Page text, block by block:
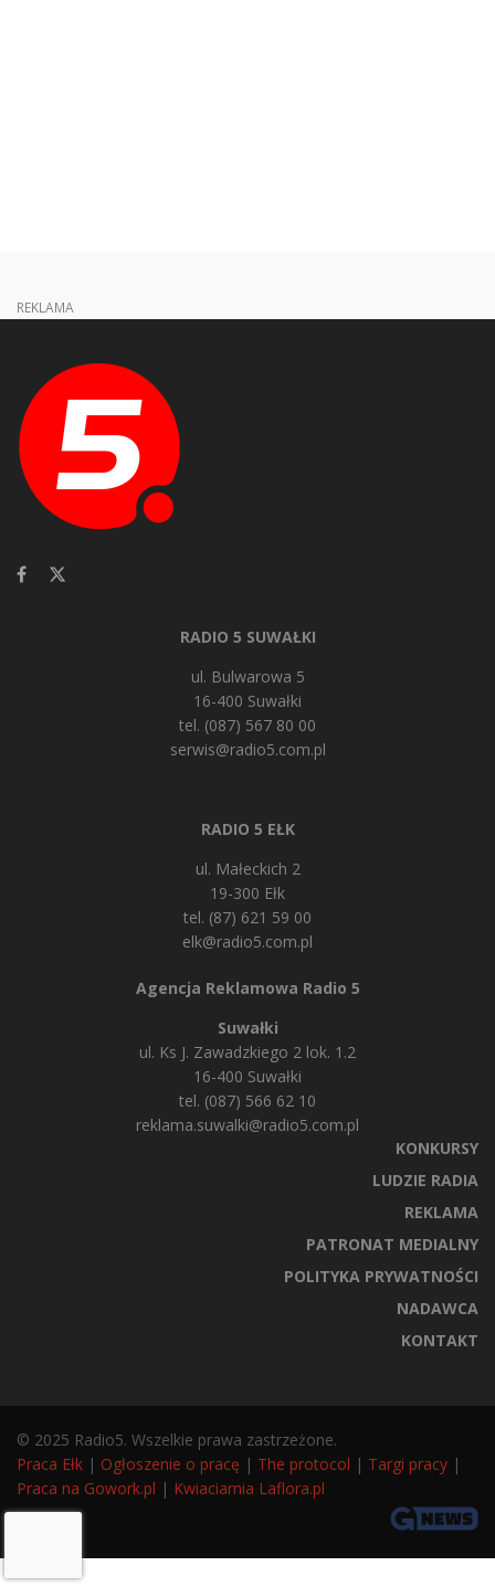
REKLAMA
RADIO 5 SUWAŁKI
ul. Bulwarowa 5
16-400 Suwałki
tel. (087) 567 80 00
serwis@radio5.com.pl
RADIO 5 EŁK
ul. Małeckich 2
19-300 Ełk
tel. (87) 621 59 00
elk@radio5.com.pl
Agencja Reklamowa Radio 5
Suwałki
ul. Ks J. Zawadzkiego 2 lok. 1.2
16-400 Suwałki
tel. (087) 566 62 10
reklama.suwalki@radio5.com.pl
KONKURSY
LUDZIE RADIA
REKLAMA
PATRONAT MEDIALNY
POLITYKA PRYWATNOŚCI
NADAWCA
KONTAKT
© 2025 Radio5. Wszelkie prawa zastrzeżone.
Praca Ełk | Ogłoszenie o pracę | The protocol | Targi pracy |
Praca na Gowork.pl | Kwiaciarnia Laflora.pl